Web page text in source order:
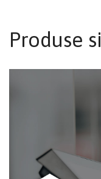
Produse